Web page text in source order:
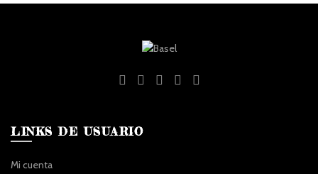
LINKS DE USUARIO
Mi cuenta